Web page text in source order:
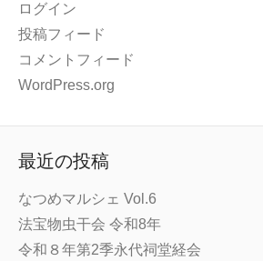
ログイン
投稿フィード
コメントフィード
WordPress.org
最近の投稿
なつめマルシェ Vol.6
法宝物虫干会 令和8年
令和８年第2季永代祠堂経会